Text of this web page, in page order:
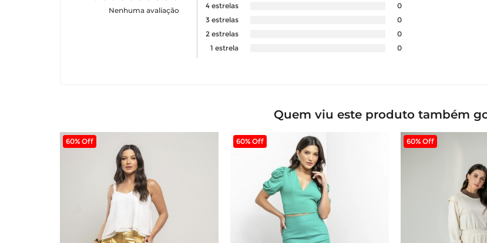
Nenhuma avaliação
4 estrelas
0
3 estrelas
0
2 estrelas
0
1 estrela
0
Quem viu este produto também
60% Off 60% Off 60% Off